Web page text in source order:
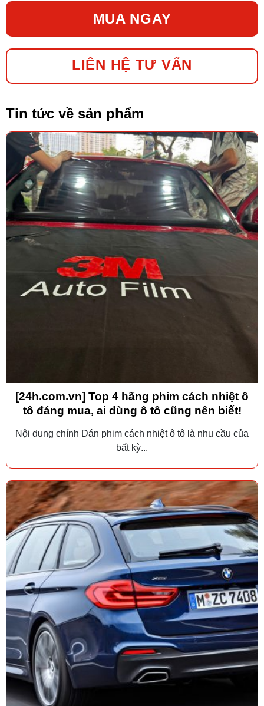
MUA NGAY
LIÊN HỆ TƯ VẤN
Tin tức về sản phẩm
[24h.com.vn] Top 4 hãng phim cách nhiệt ô
tô đáng mua, ai dùng ô tô cũng nên biết!
Nội dung chính Dán phim cách nhiệt ô tô là nhu cầu của
bất kỳ...